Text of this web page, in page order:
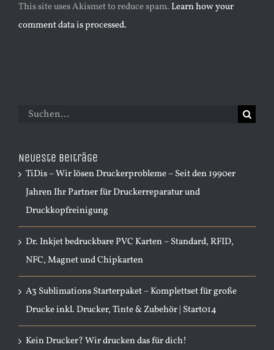
This site uses Akismet to reduce spam. Learn how your
comment data is processed.
Suche
Neueste Beiträge
TiDis – Wir lösen Druckerprobleme – Seit den 1990er
Jahren Ihr Partner für Druckerreparatur und
Druckkopfreinigung
Dr. Inkjet bedruckbare PVC Karten – Standard, RFID,
NFC, Magnet und Chipkarten
A3 Sublimations Starterpaket – Komplettset für große
Drucke inkl. Drucker, Tinte & Zubehör | Start014
Kein Drucker? Wir drucken das für dich!